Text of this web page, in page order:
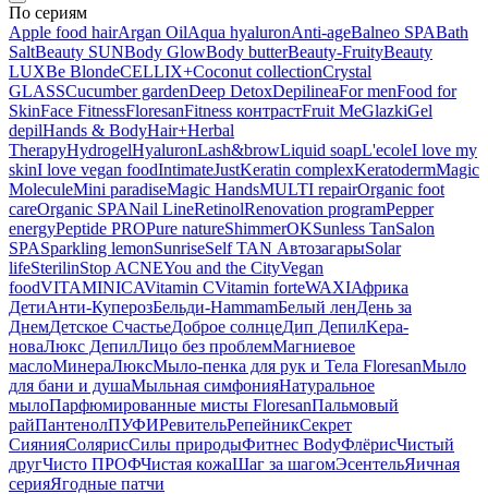
По сериям
Apple food hairArgan OilAqua hyaluronAnti-ageBalneo SPABath
SaltBeauty SUNBody GlowBody butterBeauty-FruityBeauty
LUXBe BlondeCELLIX+Coconut collectionCrystal
GLASSCucumber gardenDeep DetoxDepilineaFor menFood for
SkinFace FitnessFloresanFitness контрастFruit MeGlazkiGel
depilHands & BodyHair+Herbal
TherapyHydrogelHyaluronLash&browLiquid soapL'ecoleI love my
skinI love vegan foodIntimateJustKeratin complexKeratodermMagic
MoleculeMini paradiseMagic HandsMULTI repairOrganic foot
careOrganic SPANail LineRetinolRenovation programPepper
energyPeptide PROPure natureShimmerOKSunless TanSalon
SPASparkling lemonSunriseSelf TAN АвтозагарыSolar
lifeSterilinStop ACNEYou and the CityVegan
foodVITAMINICAVitamin CVitamin forteWAXIАфрика
ДетиАнти-КуперозБельди-HammamБелый ленДень за
ДнемДетское СчастьеДоброе солнцеДип ДепилKepa-
новаЛюкс ДепилЛицо без проблемМагниевое
маслоМинераЛюксМыло-пенка для рук и Тела FloresanМыло
для бани и душаМыльная симфонияНатуральное
мылоПарфюмированные мисты FloresanПальмовый
райПантенолПУФИРевительРепейникСекрет
СиянияСолярисСилы природыФитнес BodyФлёрисЧистый
другЧисто ПРОФЧистая кожаШаг за шагомЭсентельЯичная
серияЯгодные патчи